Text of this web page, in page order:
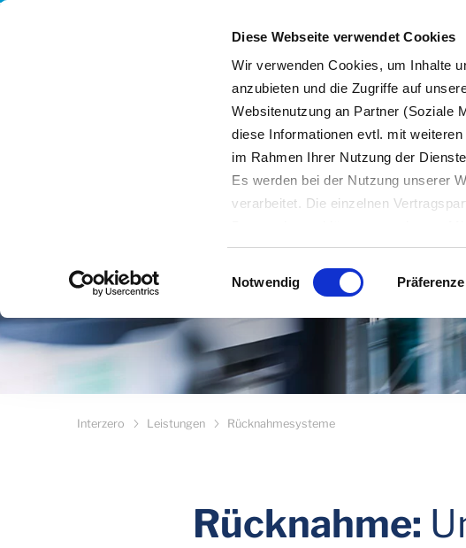
Diese Webseite verwendet Cookies
Wir verwenden Cookies, um Inhalte
anzubieten und die Zugriffe auf
Websitenutzung an Partner (Soziale
diese Informationen evtl. mit
im Rahmen Ihrer Nutzung der
Es werden bei der Nutzung unserer
verarbeitet. Die einzelnen
Datenübertragung in Drittstaaten
von Drittanbietern nachgeladen.
Datenschutz dieser Anbieter können
Einwilligung. Sie können sie unter
erfahren Sie in unserer
Einwilligungsauswahl
Notwendig
Unternehmen Nachhaltigkeit Blog
Interzero Leistungen Rücknahmesysteme
Rücknahme: